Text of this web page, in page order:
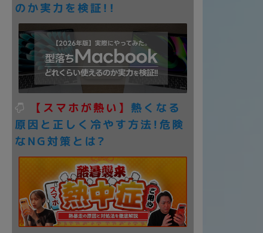
のか実力を検証!!
【スマホが熱い】 熱くなる
原因と正しく冷やす方法!危険
なNG対策とは?
OSの絞り込み
Win 11 Win 10 Win 7 Win 8
容量
~
円 ～